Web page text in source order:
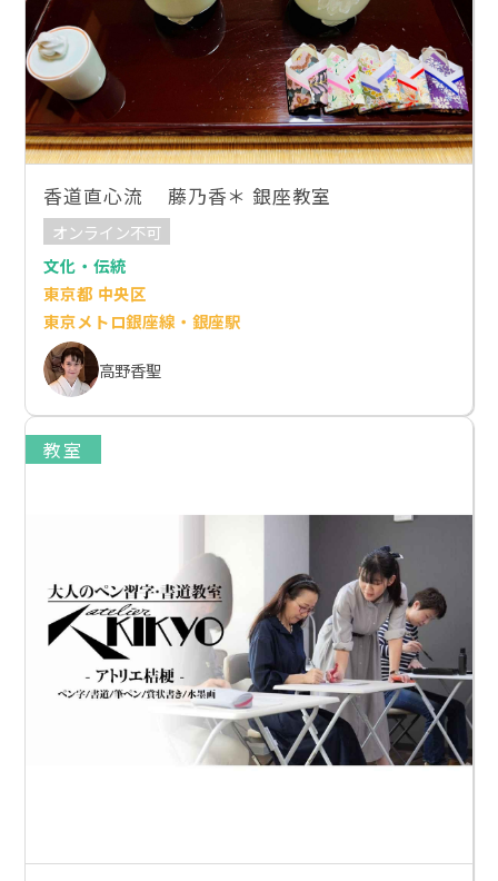
香道直心流 藤乃香＊ 銀座教室
オンライン不可
文化・伝統
東京都 中央区
東京メトロ銀座線・銀座駅
高野香聖
教室